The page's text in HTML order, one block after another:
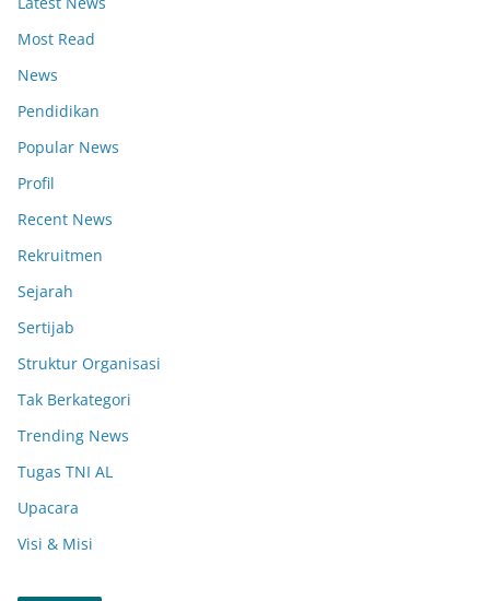
Most Read
News
Pendidikan
Popular News
Profil
Recent News
Rekruitmen
Sejarah
Sertijab
Struktur Organisasi
Tak Berkategori
Trending News
Tugas TNI AL
Upacara
Visi & Misi